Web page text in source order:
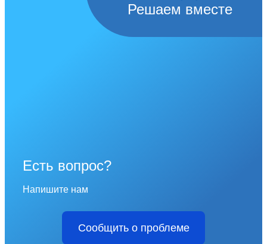
Решаем вместе
Есть вопрос?
Напишите нам
Сообщить о проблеме